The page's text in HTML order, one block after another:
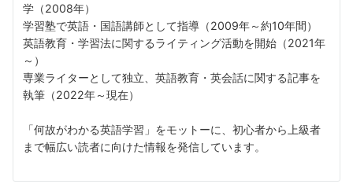
学（2008年）
学習塾で英語・国語講師として指導（2009年～約10年間）
英語教育・学習法に関するライティング活動を開始（2021年
～）
専業ライターとして独立、英語教育・英会話に関する記事を
執筆（2022年～現在）
「何故がわかる英語学習」をモットーに、初心者から上級者
まで幅広い読者に向けた情報を発信しています。